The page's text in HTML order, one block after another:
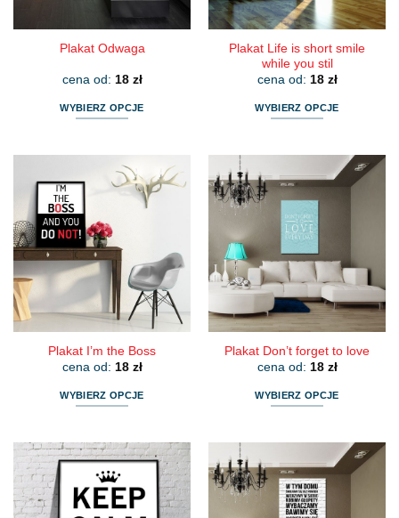
produktu
Plakat Odwaga
cena od: 18 zł
WYBIERZ OPCJE
wiele
wariantów.
Opcje
można
wybrać
na
stronie
produktu
Plakat Life is short smile
while you stil
cena od: 18 zł
WYBIERZ OPCJE
wiele
wariantów.
Opcje
można
wybrać
na
stronie
produktu
Plakat I’m the Boss
cena od: 18 zł
WYBIERZ OPCJE
ma
wiele
wariantów.
Opcje
Plakat Don’t forget to love
cena od: 18 zł
WYBIERZ OPCJE
wiele
wariantów.
Opcje